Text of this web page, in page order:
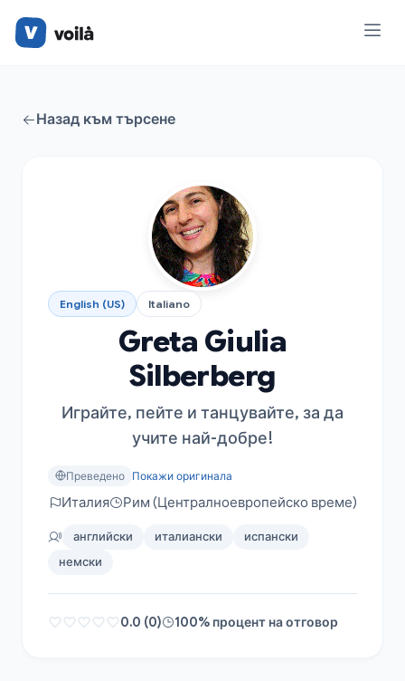
Назад към търсене
English (US) Italiano
Greta Giulia
Silberberg
Играйте, пейте и танцувайте, за да
учите най-добре!
Преведено Покажи оригинала
Италия Рим (Централноевропейско време)
английски италиански
испански
немски
0.0 (0) 100% процент на отговор